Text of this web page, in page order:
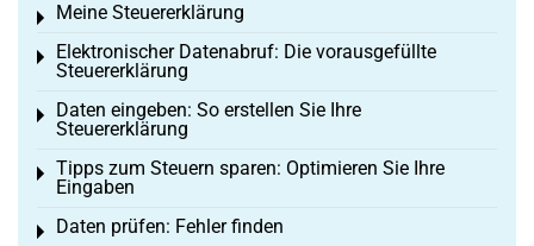
Meine Steuererklärung
Toggle menu
Elektronischer Datenabruf: Die vorausgefüllte
Steuererklärung
Toggle menu
Daten eingeben: So erstellen Sie Ihre
Steuererklärung
Toggle menu
Tipps zum Steuern sparen: Optimieren Sie Ihre
Eingaben
Toggle menu
Daten prüfen: Fehler finden
Toggle menu